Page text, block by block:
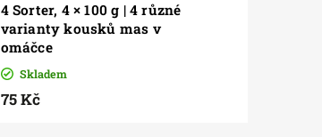
4 Sorter, 4 × 100 g | 4 různé
varianty kousků mas v
omáčce
Skladem
75 Kč